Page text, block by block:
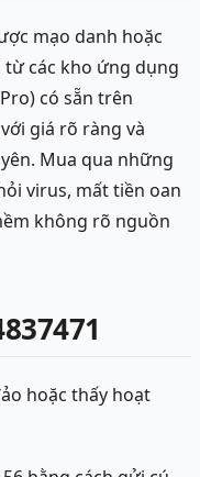
mạo danh hoặc
từ các kho ứng dụng
có sẵn trên
giá rõ ràng và
Mua qua những
virus, mất tiền oan
không rõ nguồn
hoặc thấy hoạt